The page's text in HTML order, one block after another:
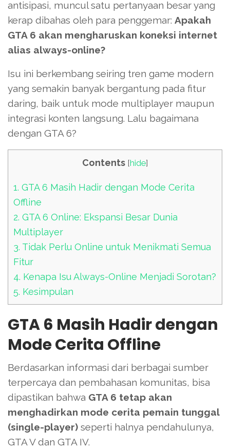
antisipasi, muncul satu pertanyaan besar yang
kerap dibahas oleh para penggemar: Apakah
GTA 6 akan mengharuskan koneksi internet
alias always-online?
Isu ini berkembang seiring tren game modern
yang semakin banyak bergantung pada fitur
daring, baik untuk mode multiplayer maupun
integrasi konten langsung. Lalu bagaimana
dengan GTA 6?
Contents [hide]
1. GTA 6 Masih Hadir dengan Mode Cerita
Offline
2. GTA 6 Online: Ekspansi Besar Dunia
Multiplayer
3. Tidak Perlu Online untuk Menikmati Semua
Fitur
4. Kenapa Isu Always-Online Menjadi Sorotan?
5. Kesimpulan
GTA 6 Masih Hadir dengan
Mode Cerita Offline
Berdasarkan informasi dari berbagai sumber
terpercaya dan pembahasan komunitas, bisa
dipastikan bahwa GTA 6 tetap akan
menghadirkan mode cerita pemain tunggal
(single-player) seperti halnya pendahulunya,
GTA V dan GTA IV.